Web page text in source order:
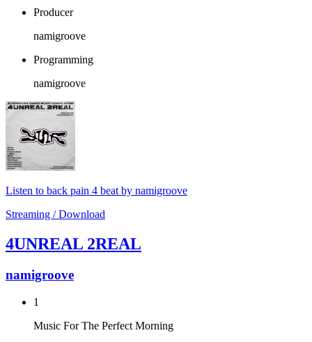
Producer
namigroove
Programming
namigroove
Listen to back pain 4 beat by namigroove
Streaming / Download
4UNREAL 2REAL
namigroove
1
Music For The Perfect Morning